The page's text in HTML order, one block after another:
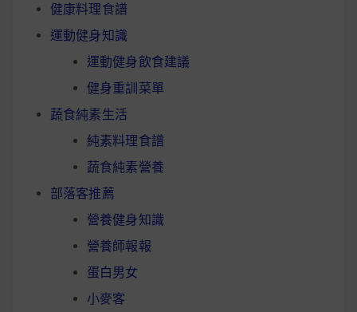
健康料理食譜
運動健身知識
運動健身飲食建議
健身重訓菜單
蔬食純素生活
純素料理食譜
蔬食純素營養
部落客推薦
營養健身知識
營養師報報
蛋白男女
小麥客